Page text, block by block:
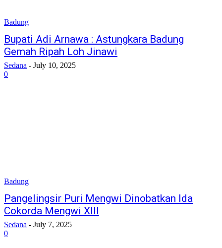
Badung
Bupati Adi Arnawa : Astungkara Badung
Gemah Ripah Loh Jinawi
Sedana - July 10, 2025
0
Badung
Pangelingsir Puri Mengwi Dinobatkan Ida
Cokorda Mengwi XIII
Sedana - July 7, 2025
0